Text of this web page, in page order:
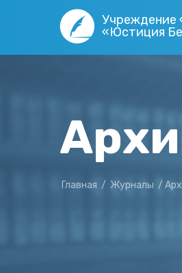
Учреждение
«Юстиция
Главная / Журналы /